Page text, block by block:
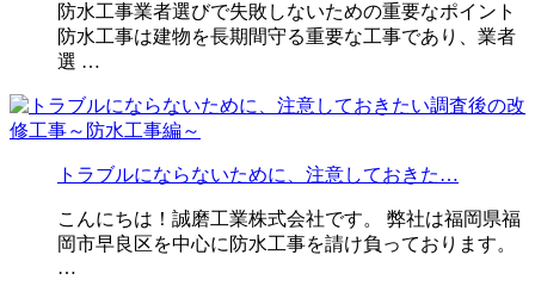
防水工事業者選びで失敗しないための重要なポイント
防水工事は建物を長期間守る重要な工事であり、業者
選 …
トラブルにならないために、注意しておきた…
こんにちは！誠磨工業株式会社です。 弊社は福岡県福
岡市早良区を中心に防水工事を請け負っております。
…